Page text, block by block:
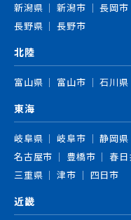
新潟県 新潟市 長岡市
長野県
長野市
北陸
富山県 富山市 石川県
東海
岐阜県 岐阜市 静岡県
名古屋市
豊橋市 春
三重県
津市 四日市
近畿